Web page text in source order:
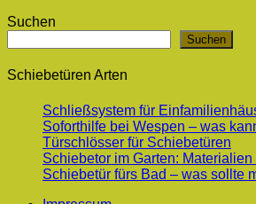
Suchen
Suchen
Schiebetüren Arten
Schließsystem für
Soforthilfe bei Wespen – was
Türschlösser für Schiebetüren
Schiebetor im Garten:
Schiebetür fürs Bad – was sollte